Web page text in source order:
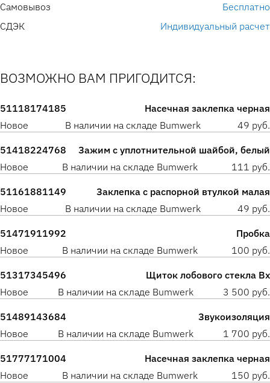
Самовывоз
Бесплатно
СДЭК
Индивидуальный расчет
ВОЗМОЖНО ВАМ ПРИГОДИТСЯ:
51118174185
Насечная заклепка черная
Новое
В наличии на складе Bumwerk 49 руб.
51418224768
Зажим с уплотнительной шайбой, белый
Новое
В наличии на складе Bumwerk 111 руб.
51161881149
Заклепка с распорной втулкой малая
Новое
В наличии на складе Bumwerk 49 руб.
51471911992
Пробка
Новое
В наличии на складе Bumwerk 100 руб.
51317345496
Щиток лобового стекла Вх
Новое
В наличии на складе Bumwerk 3 500 руб.
51489143684
Звукоизоляция
Новое
В наличии на складе Bumwerk 1 700 руб.
51777171004
Насечная заклепка черная
Новое
В наличии на складе Bumwerk 150 руб.